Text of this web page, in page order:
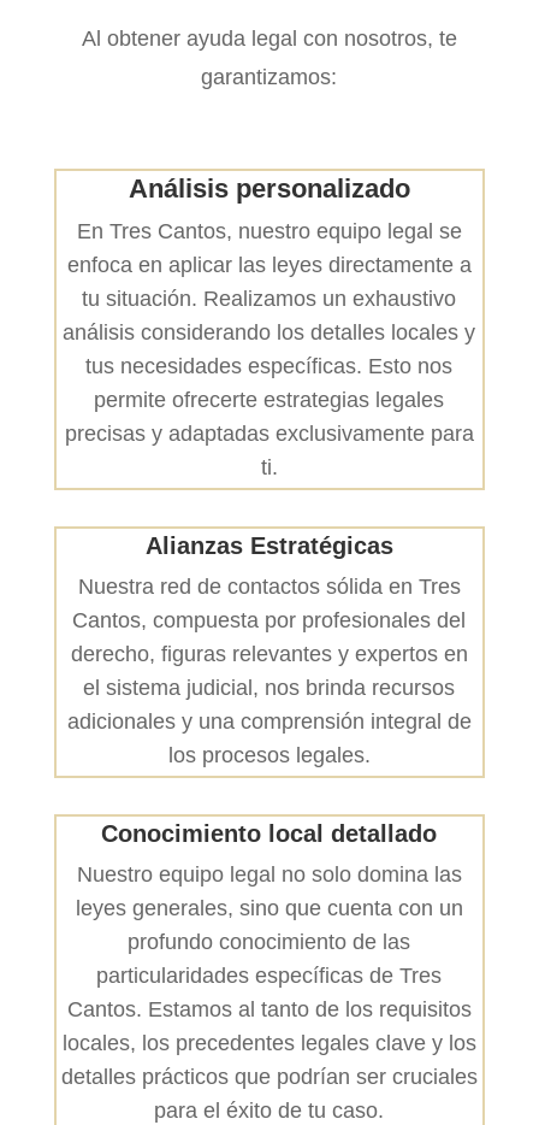
Al obtener ayuda legal con nosotros, te
garantizamos:
Análisis personalizado
En Tres Cantos, nuestro equipo legal se
enfoca en aplicar las leyes directamente a
tu situación. Realizamos un exhaustivo
análisis considerando los detalles locales y
tus necesidades específicas. Esto nos
permite ofrecerte estrategias legales
precisas y adaptadas exclusivamente para
ti.
Alianzas Estratégicas
Nuestra red de contactos sólida en Tres
Cantos, compuesta por profesionales del
derecho, figuras relevantes y expertos en
el sistema judicial, nos brinda recursos
adicionales y una comprensión integral de
los procesos legales.
Conocimiento local detallado
Nuestro equipo legal no solo domina las
leyes generales, sino que cuenta con un
profundo conocimiento de las
particularidades específicas de Tres
Cantos. Estamos al tanto de los requisitos
locales, los precedentes legales clave y los
detalles prácticos que podrían ser cruciales
para el éxito de tu caso.